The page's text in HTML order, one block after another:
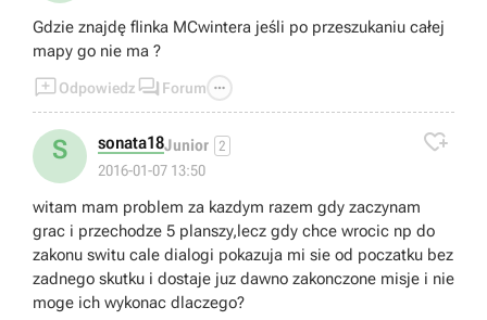
Gdzie znajdę flinka MCwintera jeśli po przeszukaniu całej
mapy go nie ma ?
Odpowiedz  Forum 
S sonata18Junior 2
2016-01-07 13:50

witam mam problem za kazdym razem gdy zaczynam
grac i przechodze 5 planszy,lecz gdy chce wrocic np do
zakonu switu cale dialogi pokazuja mi sie od poczatku bez
zadnego skutku i dostaje juz dawno zakonczone misje i nie
moge ich wykonac dlaczego?